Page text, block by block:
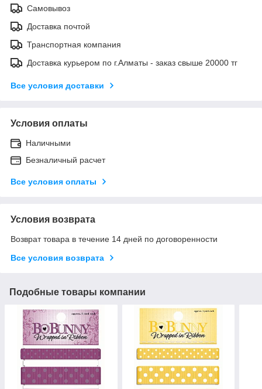
Самовывоз
Доставка почтой
Транспортная компания
Доставка курьером по г.Алматы - заказ свыше 20000 тг
Все условия доставки
Условия оплаты
Наличными
Безналичный расчет
Все условия оплаты
Условия возврата
Возврат товара в течение 14 дней по договоренности
Все условия возврата
Подобные товары компании